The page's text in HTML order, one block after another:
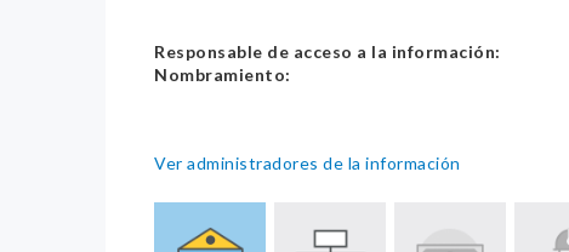
Responsable de acceso a la información:
Nombramiento:
Ver administradores de la información